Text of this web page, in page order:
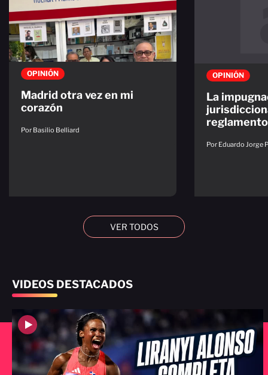
OPINIÓN
Madrid otra vez en mi
corazón
Por Basilio Belliard
OPINIÓN
La
Por Eduardo Jorge
VER TODOS
VIDEOS DESTACADOS